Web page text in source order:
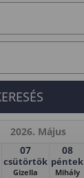
2026. Május
07
csütörtök
Gizella
08
péntek
Mihály